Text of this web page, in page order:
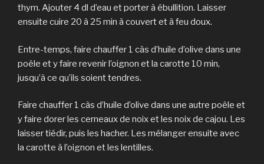
thym. Ajouter 4 dl d’eau et porter à ébullition. Laisser
ensuite cuire 20 à 25 min à couvert et à feu doux.
Entre-temps, faire chauffer 1 càs d’huile d’olive dans une
poêle et y faire revenir l’oignon et la carotte 10 min,
jusqu’à ce qu’ils soient tendres.
Faire chauffer 1 càs d’huile d’olive dans une autre poêle et
y faire dorer les cerneaux de noix et les noix de cajou. Les
laisser tiédir, puis les hacher. Les mélanger ensuite avec
la carotte à l’oignon et les lentilles.